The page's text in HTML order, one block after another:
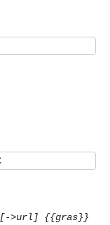
[->url] {{gras}}